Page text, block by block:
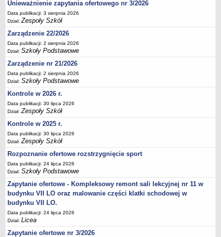
Dane podstawowe
Statut
Majątek
Godziny dyżurów
Ogłoszenia
Zarządzenia
Rejestry, ewidencje, archiwa
Kontrole
PONOWNE WYKORZYSTYWANIE
Sprawozdania
Deklaracja dostępności
OŚWIADCZENIA MAJĄTKOWE
PONOWNE WYKORZYSTYWANIE
UDOSTĘPNIANIE INFORMACJI PUBLICZNEJ
OCHRONA DANYCH OSOBOWYCH
Unieważnienie zapytania ofertowego nr 3/2026
Data publikacji: 3 sierpnia 2026
Dział:Zespoły Szkół
Zarządzenie 22/2026
Data publikacji: 2 sierpnia 2026
Dział:Szkoły Podstawowe
Zarządzenie nr 21/2026
Data publikacji: 2 sierpnia 2026
Dział:Szkoły Podstawowe
Kontrole w 2026 r.
Data publikacji: 30 lipca 2026
Dział:Zespoły Szkół
Kontrole w 2025 r.
Data publikacji: 30 lipca 2026
Dział:Zespoły Szkół
Rozpoznanie ofertowe rozstrzygnięcie sport
Data publikacji: 24 lipca 2026
Dział:Szkoły Podstawowe
Zapytanie ofertowe - Kompleksowy remont sali lekcyjnej nr 11 w
budynku VII LO oraz malowanie części klatki schodowej w
budynku VII LO.
Data publikacji: 24 lipca 2026
Dział:Licea
Zapytanie ofertowe nr 3/2026